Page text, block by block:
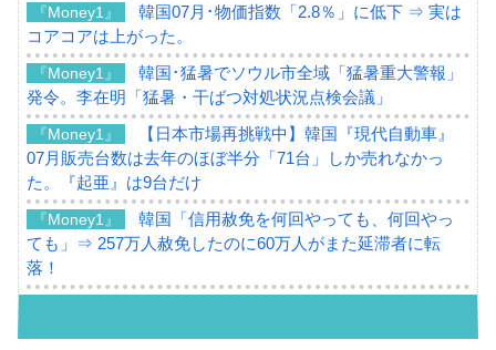
『Money1』
韓国07月･物価指数「2.8％」に低下 ⇒ 実は
コアコアは上がった。
『Money1』
韓国･猛暑でソウル市全域「猛暑重大警報」
発令。李在明「猛暑・干ばつ対処状況点検会議」
『Money1』
【日本市場再挑戦中】韓国『現代自動車』
07月販売台数は去年のほぼ半分「71台」しか売れなかっ
た。『起亜』は9台だけ
『Money1』
韓国「信用赦免を何回やっても、何回やっ
ても」⇒ 257万人赦免したのに60万人がまた延滞者に転
落！